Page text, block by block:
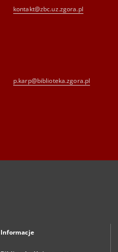
kontakt@zbc.uz.zgora.pl
p.karp@biblioteka.zgora.pl
Informacje